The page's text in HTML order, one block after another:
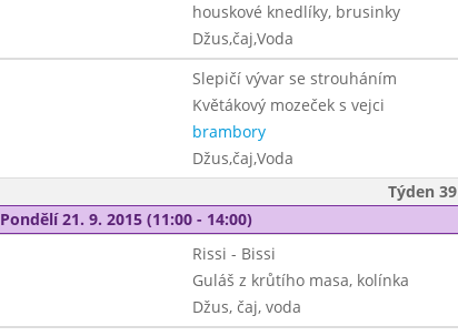
houskové knedlíky, brusinky
Džus,čaj,Voda
Slepičí vývar se strouháním
Květákový mozeček s vejci
brambory
Džus,čaj,Voda
Týden 39
Pondělí 21. 9. 2015 (11:00 - 14:00)
Rissi - Bissi
Guláš z krůtího masa, kolínka
Džus, čaj, voda